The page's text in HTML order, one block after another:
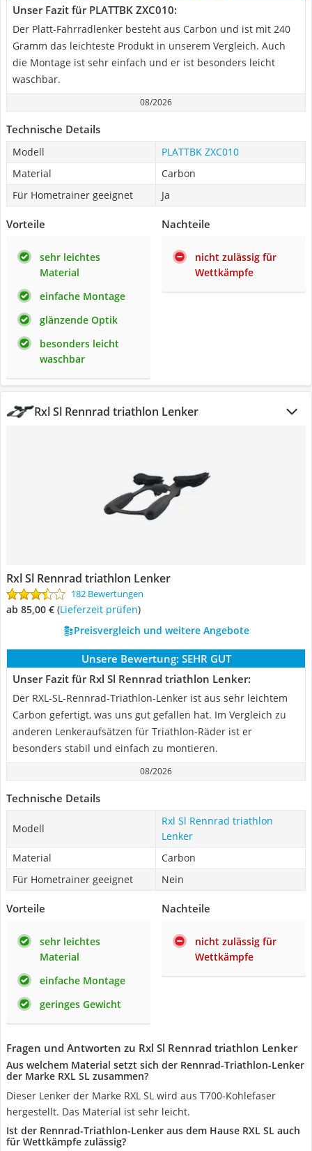
Unser Fazit für PLATTBK ZXC010:
Der Platt-Fahrradlenker besteht aus Carbon und ist mit 240
Gramm das leichteste Produkt in unserem Vergleich. Auch
die Montage ist sehr einfach und er ist besonders leicht
waschbar.
08/2026
Technische Details
Modell
PLATTBK ZXC010
Material
Carbon
Für Hometrainer geeignet
Ja
Vorteile
sehr leichtes
Material
einfache Montage
glänzende Optik
besonders leicht
waschbar
Nachteile
nicht zulässig für
Wettkämpfe
Rxl Sl Rennrad triathlon Lenker
Rxl Sl Rennrad triathlon Lenker
182 Bewertungen
ab 85,00 € (Lieferzeit prüfen)
Preisvergleich und weitere Angebote
Unsere Bewertung: SEHR GUT
Unser Fazit für Rxl Sl Rennrad triathlon Lenker:
Der RXL-SL-Rennrad-Triathlon-Lenker ist aus sehr leichtem
Carbon gefertigt, was uns gut gefallen hat. Im Vergleich zu
anderen Lenkeraufsätzen für Triathlon-Räder ist er
besonders stabil und einfach zu montieren.
08/2026
Technische Details
Modell
Rxl Sl Rennrad triathlon
Lenker
Material
Carbon
Für Hometrainer geeignet
Nein
Vorteile
sehr leichtes
Material
einfache Montage
geringes Gewicht
Nachteile
nicht zulässig für
Wettkämpfe
Fragen und Antworten zu Rxl Sl Rennrad triathlon Lenker
Aus welchem Material setzt sich der Rennrad-Triathlon-Lenker
der Marke RXL SL zusammen?
Dieser Lenker der Marke RXL SL wird aus T700-Kohlefaser
hergestellt. Das Material ist sehr leicht.
Ist der Rennrad-Triathlon-Lenker aus dem Hause RXL SL auch
für Wettkämpfe zulässig?